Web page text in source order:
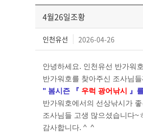
4월26일조황
인천유선 2026-04-26
안녕하세요. 인천유선 반가워
반가워호를 찾아주신 조사님
" 봄시즌
『 우럭 광어낚시 』
반가워호에서의 선상낚시가
조사님들 고생 많으셨습니다~
감사합니다. ^ ^